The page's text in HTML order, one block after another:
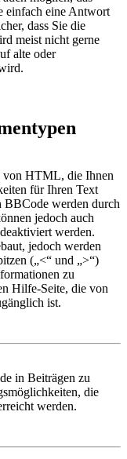
einfach eine Antwort
dass Sie die
meist nicht gerne
alte oder
von HTML, die Ihnen
für Ihren Text
BBCode werden durch
jedoch auch
werden.
jedoch werden
(„<“ und „>“)
zu
Hilfe-Seite, die von
ist.
in Beiträgen zu
die
werden.